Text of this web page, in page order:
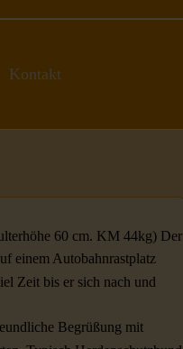
Kontakt
60 cm. KM 44kg) Der
einem Autobahnrastplatz
Zeit bis er sich nach und
Begrüßung mit